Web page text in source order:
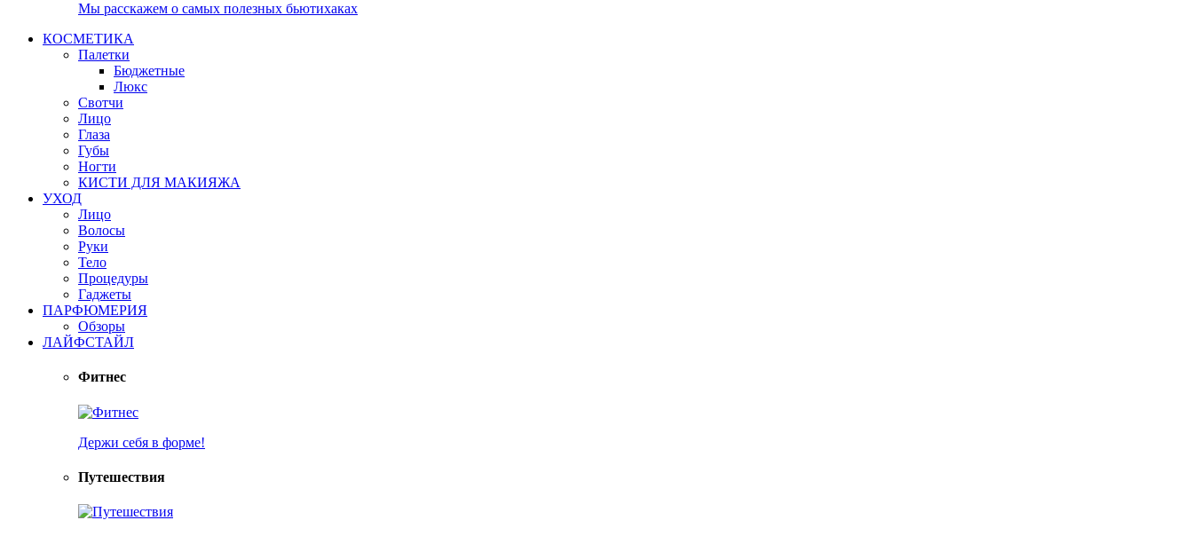
Мы расскажем о самых полезных бьютихаках
КОСМЕТИКА
Палетки
Бюджетные
Люкс
Свотчи
Лицо
Глаза
Губы
Ногти
КИСТИ ДЛЯ МАКИЯЖА
УХОД
Лицо
Волосы
Руки
Тело
Процедуры
Гаджеты
ПАРФЮМЕРИЯ
Обзоры
ЛАЙФСТАЙЛ
Фитнес
Держи себя в форме!
Путешествия